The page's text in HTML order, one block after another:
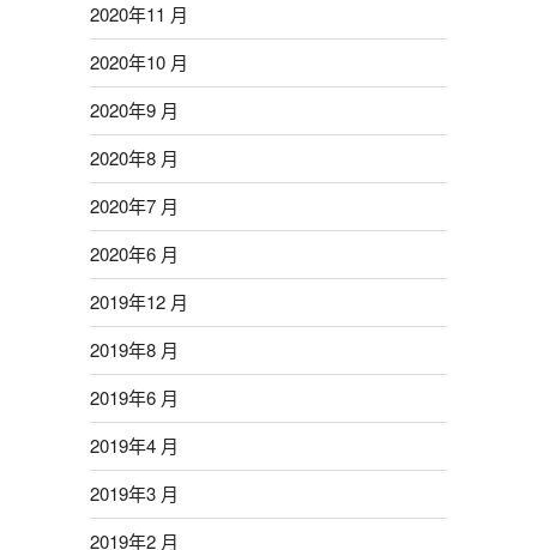
2020年11 月
2020年10 月
2020年9 月
2020年8 月
2020年7 月
2020年6 月
2019年12 月
2019年8 月
2019年6 月
2019年4 月
2019年3 月
2019年2 月